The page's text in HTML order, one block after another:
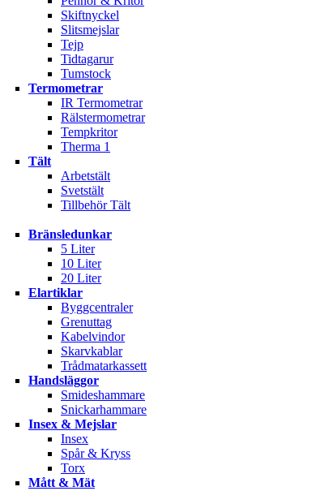
Skiftnyckel
Slitsmejslar
Tejp
Tidtagarur
Tumstock
Termometrar
IR Termometrar
Rälstermometrar
Tempkritor
Therma 1
Tält
Arbetstält
Svetstält
Tillbehör Tält
Bränsledunkar
5 Liter
10 Liter
20 Liter
Elartiklar
Byggcentraler
Grenuttag
Kabelvindor
Skarvkablar
Trådmatarkassett
Handsläggor
Smideshammare
Snickarhammare
Insex & Mejslar
Insex
Spår & Kryss
Torx
Mått & Mät